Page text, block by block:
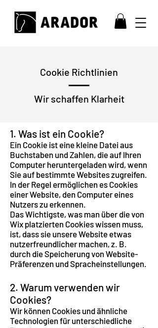
Cookie Richtlinien
Wir schaffen Klarheit
1. Was ist ein Cookie?
Ein Cookie ist eine kleine Datei aus
Buchstaben und Zahlen, die auf Ihren
Computer heruntergeladen wird, wenn
Sie auf bestimmte Websites zugreifen.
In der Regel ermöglichen es Cookies
einer Website, den Computer eines
Nutzers zu erkennen.
Das Wichtigste, was man über die von
Wix platzierten Cookies wissen muss,
ist, dass sie unsere Website etwas
nutzerfreundlicher machen, z. B.
durch die Speicherung von Website-
Präferenzen und Spracheinstellungen.
2. Warum verwenden wir
Cookies?
Wir können Cookies und ähnliche
Technologien für unterschiedliche